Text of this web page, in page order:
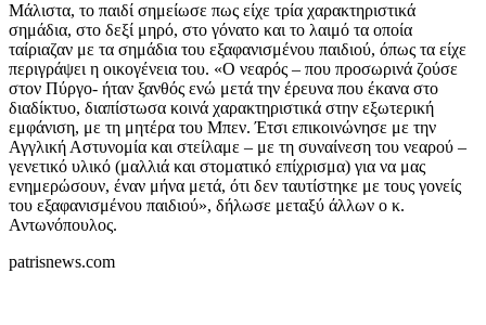
Μάλιστα, το παιδί σημείωσε πως είχε τρία χαρακτηριστικά
σημάδια, στο δεξί μηρό, στο γόνατο και το λαιμό τα οποία
ταίριαζαν με τα σημάδια του εξαφανισμένου παιδιού, όπως τα είχε
περιγράψει η οικογένεια του. «Ο νεαρός – που προσωρινά ζούσε
στον Πύργο- ήταν ξανθός ενώ μετά την έρευνα που έκανα στο
διαδίκτυο, διαπίστωσα κοινά χαρακτηριστικά στην εξωτερική
εμφάνιση, με τη μητέρα του Μπεν. Έτσι επικοινώνησε με την
Αγγλική Αστυνομία και στείλαμε – με τη συναίνεση του νεαρού –
γενετικό υλικό (μαλλιά και στοματικό επίχρισμα) για να μας
ενημερώσουν, έναν μήνα μετά, ότι δεν ταυτίστηκε με τους γονείς
του εξαφανισμένου παιδιού», δήλωσε μεταξύ άλλων ο κ.
Αντωνόπουλος.
patrisnews.com